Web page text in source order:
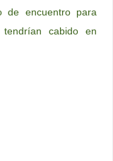
de encuentro para
cabido en